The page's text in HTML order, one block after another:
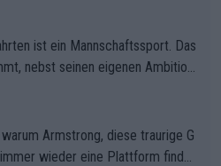
ist ein Mannschaftssport. Das
seinen eigenen Ambition
zu machen und konkret am Erf
hoch anzurechnen. Das ist ein Zei
hinaus.
Armstrong, diese traurige G
wieder eine Plattform finde